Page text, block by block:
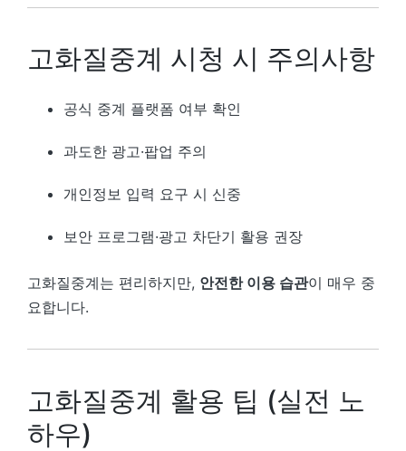
고화질중계 시청 시 주의사항
공식 중계 플랫폼 여부 확인
과도한 광고·팝업 주의
개인정보 입력 요구 시 신중
보안 프로그램·광고 차단기 활용 권장
고화질중계는 편리하지만, 안전한 이용 습관이 매우 중
요합니다.
고화질중계 활용 팁 (실전 노
하우)